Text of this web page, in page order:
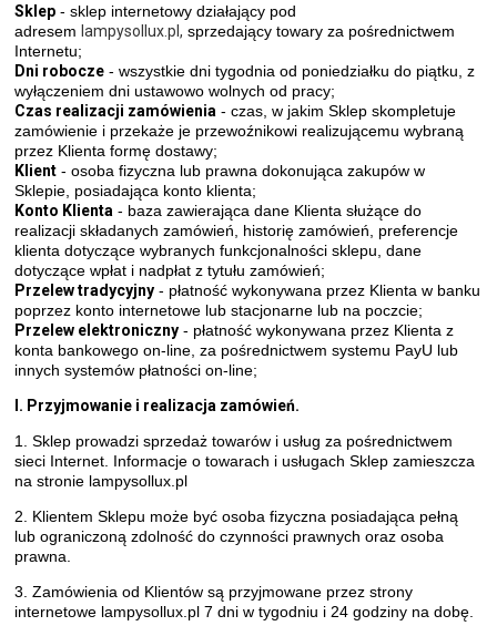
Sklep - sklep internetowy działający pod
adresem lampysollux.pl, sprzedający towary za pośrednictwem
Internetu;
Dni robocze - wszystkie dni tygodnia od poniedziałku do piątku, z
wyłączeniem dni ustawowo wolnych od pracy;
Czas realizacji zamówienia - czas, w jakim Sklep skompletuje
zamówienie i przekaże je przewoźnikowi realizującemu wybraną
przez Klienta formę dostawy;
Klient - osoba fizyczna lub prawna dokonująca zakupów w
Sklepie, posiadająca konto klienta;
Konto Klienta - baza zawierająca dane Klienta służące do
realizacji składanych zamówień, historię zamówień, preferencje
klienta dotyczące wybranych funkcjonalności sklepu, dane
dotyczące wpłat i nadpłat z tytułu zamówień;
Przelew tradycyjny - płatność wykonywana przez Klienta w banku
poprzez konto internetowe lub stacjonarne lub na poczcie;
Przelew elektroniczny - płatność wykonywana przez Klienta z
konta bankowego on-line, za pośrednictwem systemu PayU lub
innych systemów płatności on-line;
I. Przyjmowanie i realizacja zamówień.
1. Sklep prowadzi sprzedaż towarów i usług za pośrednictwem
sieci Internet. Informacje o towarach i usługach Sklep zamieszcza
na stronie lampysollux.pl
2. Klientem Sklepu może być osoba fizyczna posiadająca pełną
lub ograniczoną zdolność do czynności prawnych oraz osoba
prawna.
3. Zamówienia od Klientów są przyjmowane przez strony
internetowe lampysollux.pl 7 dni w tygodniu i 24 godziny na dobę.